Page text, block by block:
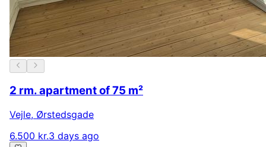
2 rm. apartment of 75 m²
Vejle, Ørstedsgade
6.500 kr.3 days ago